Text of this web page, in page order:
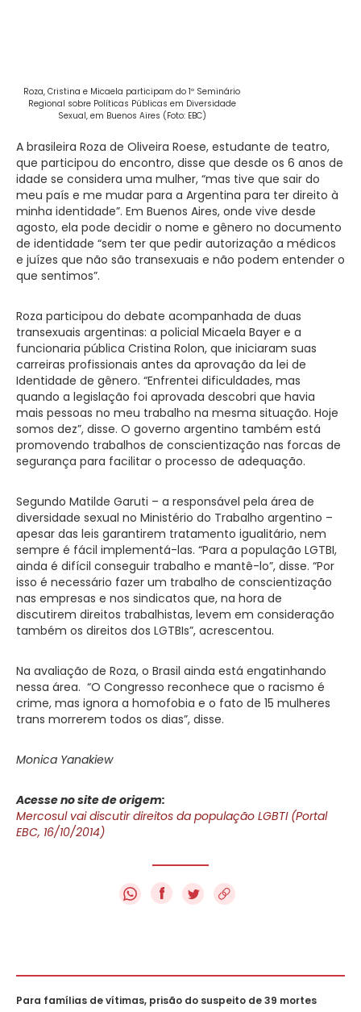
Roza, Cristina e Micaela participam do 1º Seminário
Regional sobre Políticas Públicas em Diversidade
Sexual, em Buenos Aires (Foto: EBC)
A brasileira Roza de Oliveira Roese, estudante de teatro,
que participou do encontro, disse que desde os 6 anos de
idade se considera uma mulher, “mas tive que sair do
meu país e me mudar para a Argentina para ter direito à
minha identidade”. Em Buenos Aires, onde vive desde
agosto, ela pode decidir o nome e gênero no documento
de identidade “sem ter que pedir autorização a médicos
e juízes que não são transexuais e não podem entender o
que sentimos”.
Roza participou do debate acompanhada de duas
transexuais argentinas: a policial Micaela Bayer e a
funcionaria pública Cristina Rolon, que iniciaram suas
carreiras profissionais antes da aprovação da lei de
Identidade de gênero. “Enfrentei dificuldades, mas
quando a legislação foi aprovada descobri que havia
mais pessoas no meu trabalho na mesma situação. Hoje
somos dez”, disse. O governo argentino também está
promovendo trabalhos de conscientização nas forcas de
segurança para facilitar o processo de adequação.
Segundo Matilde Garuti – a responsável pela área de
diversidade sexual no Ministério do Trabalho argentino –
apesar das leis garantirem tratamento igualitário, nem
sempre é fácil implementá-las. “Para a população LGTBI,
ainda é difícil conseguir trabalho e mantê-lo”, disse. “Por
isso é necessário fazer um trabalho de conscientização
nas empresas e nos sindicatos que, na hora de
discutirem direitos trabalhistas, levem em consideração
também os direitos dos LGTBIs”, acrescentou.
Na avaliação de Roza, o Brasil ainda está engatinhando
nessa área. “O Congresso reconhece que o racismo é
crime, mas ignora a homofobia e o fato de 15 mulheres
trans morrerem todos os dias”, disse.
Monica Yanakiew
Acesse no site de origem:
Mercosul vai discutir direitos da população LGBTI (Portal
EBC, 16/10/2014)
f
Para famílias de vítimas, prisão do suspeito de 39 mortes